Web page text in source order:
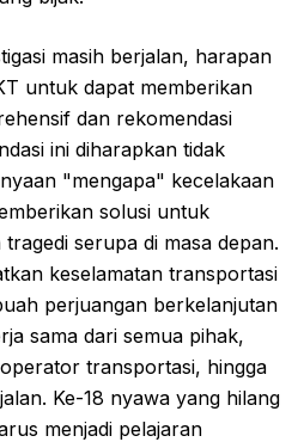
masih berjalan, harapan
untuk dapat memberikan
dan rekomendasi
ini diharapkan tidak
"mengapa" kecelakaan
solusi untuk
serupa di masa depan.
keselamatan transportasi
perjuangan berkelanjutan
sama dari semua pihak,
transportasi, hingga
Ke-18 nyawa yang hilang
menjadi pelajaran